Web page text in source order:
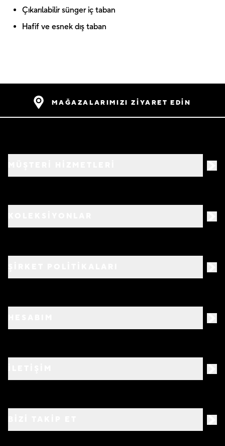
Çıkarılabilir sünger iç taban
Hafif ve esnek dış taban
MAĞAZALARIMIZI ZİYARET EDİN